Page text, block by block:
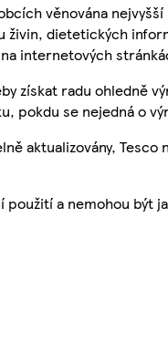
věnována
živin, dietetických
internetových
získat radu ohledně
pokdu se nejedná o
aktualizovány,
a nemohou